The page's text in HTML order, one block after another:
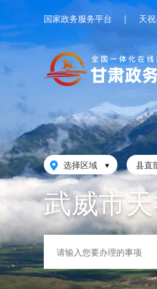
国家政务服务平台 | 天
选择区域 县直
武威市